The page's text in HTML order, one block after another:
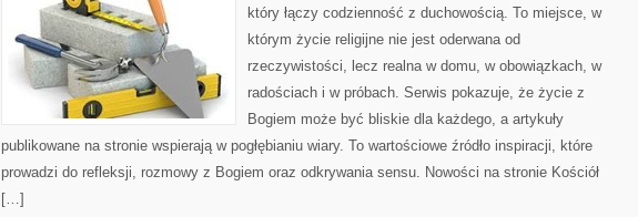
który łączy codzienność z duchowością. To miejsce, w
którym życie religijne nie jest oderwana od
rzeczywistości, lecz realna w domu, w obowiązkach, w
radościach i w próbach. Serwis pokazuje, że życie z
Bogiem może być bliskie dla każdego, a artykuły
publikowane na stronie wspierają w pogłębianiu wiary. To wartościowe źródło inspiracji, które
prowadzi do refleksji, rozmowy z Bogiem oraz odkrywania sensu. Nowości na stronie Kościół
[…]